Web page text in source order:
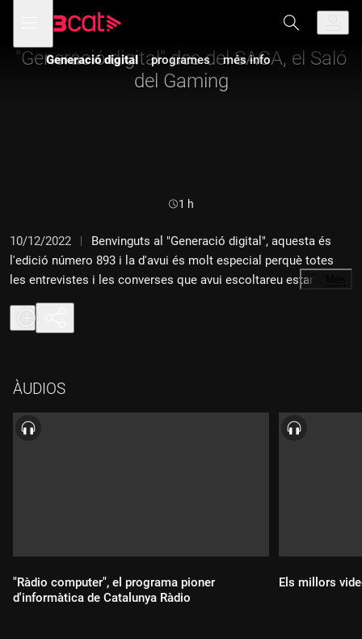
navegació
principal
menú
de
Generació digital programes més info
"Generació digital" des del SAGA, el Saló
del Gaming
Durada:
1 h
10/12/2022
Benvinguts al "Generació digital", aquesta és
l'edició número 893 i la d'avui és molt especial perquè totes
les entrevistes i les converses que avui escoltareu estan fetes
des del primer Saló del Gaming SAGA des de La Farga de
l'Hospitalet de Llobregat que s'ha celebrat aquest dissabte i
diumenge, 3 i 4 de desembre. Parlarem amb Victormame de
alumnis i alumnes d'ENTI i passejarem per tots els espais
d'aquesta nova trobada de videojocs en català.
…
ÀUDIOS
"Ràdio computer", el programa pioner
d'informàtica de Catalunya Ràdio
Els millors